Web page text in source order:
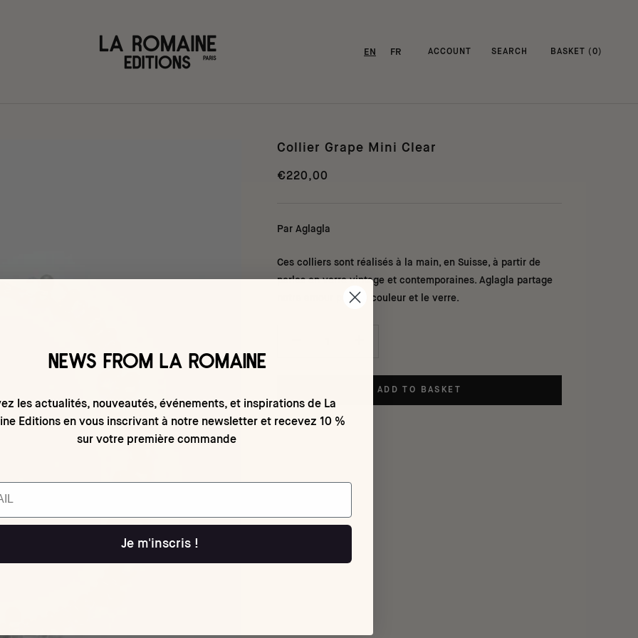
EN FR ACCOUNT SEARCH BASKET ( 0)
Collier Grape Mini Clear
€220,00
Par Aglagla
Ces colliers sont réalisés à la main, en Suisse, à partir de
perles en verre vintage et contemporaines. Aglagla partage
notre amour pour la couleur et le verre.
ADD TO BASKET
NEWS FROM LA ROMAINE
les actualités, nouveautés, événements, et inspirations de La
Editions en vous inscrivant à notre newsletter et recevez 10 %
sur votre première commande
Je m'inscris !